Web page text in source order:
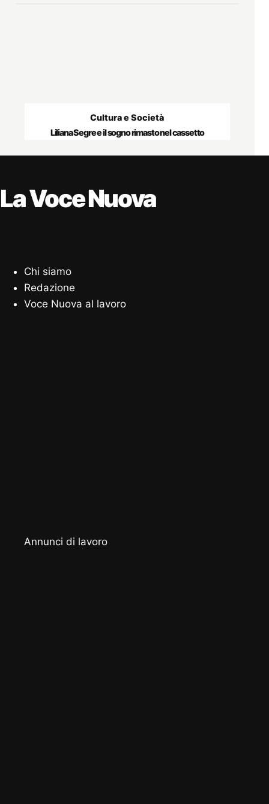
Cultura e Società
Liliana Segre e il sogno rimasto nel cassetto
La Voce Nuova
Chi siamo
Redazione
Voce Nuova al lavoro
Annunci di lavoro